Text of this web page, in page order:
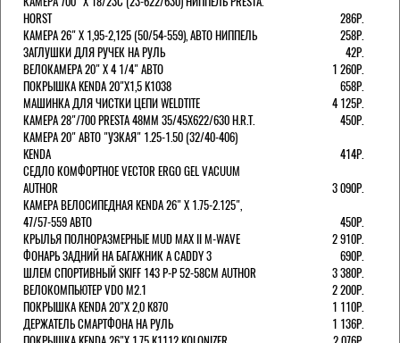
HORST
286Р.
КАМЕРА 26" X 1,95-2,125 (50/54-559), АВТО НИППЕЛЬ
258Р.
ЗАГЛУШКИ ДЛЯ РУЧЕК НА РУЛЬ
42Р.
ВЕЛОКАМЕРА 20" Х 4 1/4" АВТО
1 260Р.
ПОКРЫШКА KENDA 20"Х1,5 K1038
658Р.
МАШИНКА ДЛЯ ЧИСТКИ ЦЕПИ WELDTITE
4 125Р.
КАМЕРА 28"/700 PRESTA 48ММ 35/45Х622/630 H.R.T.
450Р.
КАМЕРА 20" АВТО "УЗКАЯ" 1.25-1.50 (32/40-406)
KENDA
414Р.
СЕДЛО КОМФОРТНОЕ VECTOR ERGO GEL VACUUM
AUTHOR
3 090Р.
КАМЕРА ВЕЛОСИПЕДНАЯ KENDA 26" Х 1.75-2.125",
47/57-559 АВТО
450Р.
КРЫЛЬЯ ПОЛНОРАЗМЕРНЫЕ MUD MAX II M-WAVE
2 910Р.
ФОНАРЬ ЗАДНИЙ НА БАГАЖНИК A CADDY 3
690Р.
ШЛЕМ СПОРТИВНЫЙ SKIFF 143 Р-Р 52-58СМ AUTHOR
3 380Р.
ВЕЛОКОМПЬЮТЕР VDO M2.1
2 200Р.
ПОКРЫШКА KENDA 20"Х 2,0 K870
1 110Р.
ДЕРЖАТЕЛЬ СМАРТФОНА НА РУЛЬ
1 136Р.